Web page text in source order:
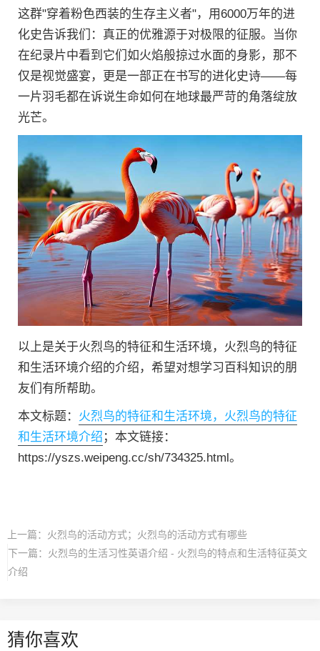
这群"穿着粉色西装的生存主义者"，用6000万年的进
化史告诉我们：真正的优雅源于对极限的征服。当你
在纪录片中看到它们如火焰般掠过水面的身影，那不
仅是视觉盛宴，更是一部正在书写的进化史诗——每
一片羽毛都在诉说生命如何在地球最严苛的角落绽放
光芒。
以上是关于火烈鸟的特征和生活环境，火烈鸟的特征
和生活环境介绍的介绍，希望对想学习百科知识的朋
友们有所帮助。
本文标题： 火烈鸟的特征和生活环境，火烈鸟的特征
和生活环境介绍 ；本文链接：
https://yszs.weipeng.cc/sh/734325.html。
上一篇： 火烈鸟的活动方式；火烈鸟的活动方式有哪些
下一篇： 火烈鸟的生活习性英语介绍 - 火烈鸟的特点和生活特征英文
介绍
猜你喜欢